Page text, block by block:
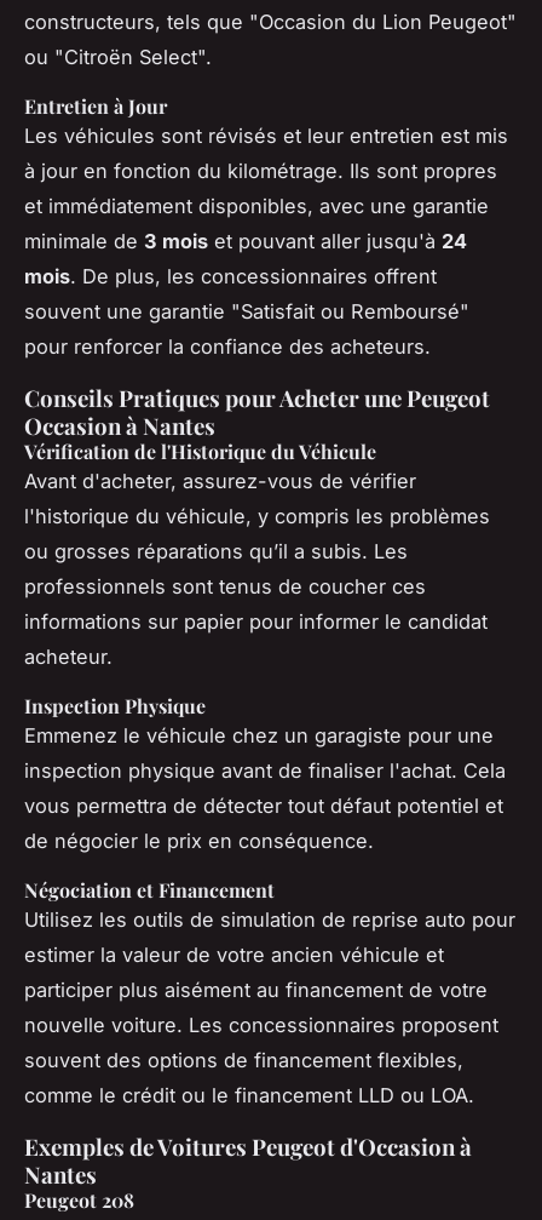
constructeurs, tels que "Occasion du Lion Peugeot"
ou "Citroën Select".
Entretien à Jour
Les véhicules sont révisés et leur entretien est mis
à jour en fonction du kilométrage. Ils sont propres
et immédiatement disponibles, avec une garantie
minimale de 3 mois et pouvant aller jusqu'à 24
mois. De plus, les concessionnaires offrent
souvent une garantie "Satisfait ou Remboursé"
pour renforcer la confiance des acheteurs.
Conseils Pratiques pour Acheter une Peugeot
Occasion à Nantes
Vérification de l'Historique du Véhicule
Avant d'acheter, assurez-vous de vérifier
l'historique du véhicule, y compris les problèmes
ou grosses réparations qu’il a subis. Les
professionnels sont tenus de coucher ces
informations sur papier pour informer le candidat
acheteur.
Inspection Physique
Emmenez le véhicule chez un garagiste pour une
inspection physique avant de finaliser l'achat. Cela
vous permettra de détecter tout défaut potentiel et
de négocier le prix en conséquence.
Négociation et Financement
Utilisez les outils de simulation de reprise auto pour
estimer la valeur de votre ancien véhicule et
participer plus aisément au financement de votre
nouvelle voiture. Les concessionnaires proposent
souvent des options de financement flexibles,
comme le crédit ou le financement LLD ou LOA.
Exemples de Voitures Peugeot d'Occasion à
Nantes
Peugeot 208